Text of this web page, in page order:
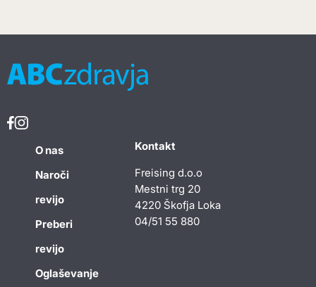
O nas
Naroči
revijo
Preberi
revijo
Oglaševanje
Kontakt
Freising d.o.o
Mestni trg 20
4220 Škofja Loka
04/51 55 880